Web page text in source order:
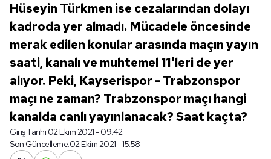
Hüseyin Türkmen ise cezalarından dolayı
kadroda yer almadı. Mücadele öncesinde
merak edilen konular arasında maçın yayın
saati, kanalı ve muhtemel 11'leri de yer
alıyor. Peki, Kayserispor - Trabzonspor
maçı ne zaman? Trabzonspor maçı hangi
kanalda canlı yayınlanacak? Saat kaçta?
Giriş Tarihi:02 Ekim 2021 - 09:42
Son Güncelleme:02 Ekim 2021 - 15:58